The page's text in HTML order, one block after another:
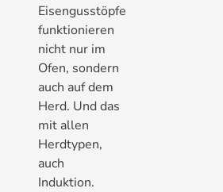
Eisengusstöpfe
funktionieren
nicht nur im
Ofen, sondern
auch auf dem
Herd. Und das
mit allen
Herdtypen,
auch
Induktion.